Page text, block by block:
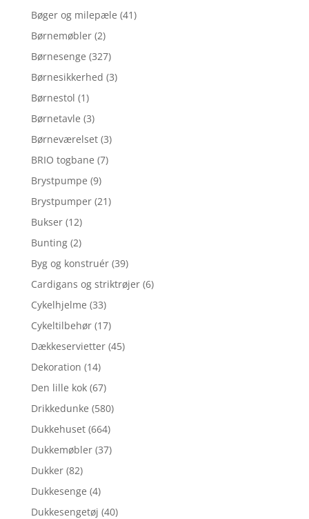
Bøger og milepæle (41)
Børnemøbler (2)
Børnesenge (327)
Børnesikkerhed (3)
Børnestol (1)
Børnetavle (3)
Børneværelset (3)
BRIO togbane (7)
Brystpumpe (9)
Brystpumper (21)
Bukser (12)
Bunting (2)
Byg og konstruér (39)
Cardigans og striktrøjer (6)
Cykelhjelme (33)
Cykeltilbehør (17)
Dækkeservietter (45)
Dekoration (14)
Den lille kok (67)
Drikkedunke (580)
Dukkehuset (664)
Dukkemøbler (37)
Dukker (82)
Dukkesenge (4)
Dukkesengetøj (40)